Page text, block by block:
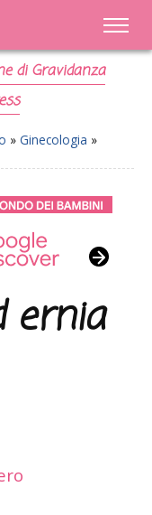
di Gravidanza
» Ginecologia »
ernia